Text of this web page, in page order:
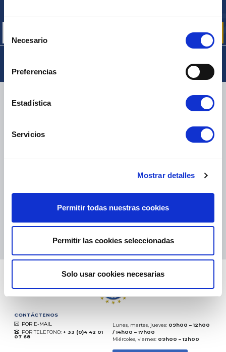
de Necesario
Preferencias
Estadística
Servicios
Mostrar detalles
Permitir todas nuestras cookies
Permitir las cookies seleccionadas
Solo usar cookies necesarias
06.08.2026 MÁS
Basado en37828 opiniones
CONTÁCTENOS
POR E-MAIL
POR TELEFONO: + 33 (0)4 42 01
07 68
Lunes, martes, jueves: 09h00 – 12h00
/ 14h00 – 17h00
Miércoles, viernes: 09h00 – 12h00